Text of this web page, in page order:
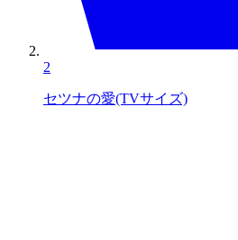
2
セツナの愛(TVサイズ)